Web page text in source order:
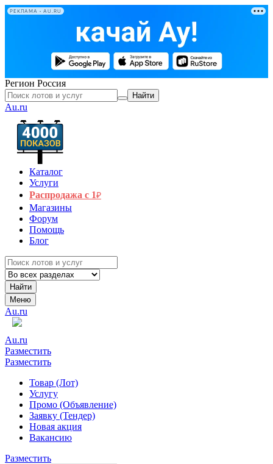
РЕКЛАМА • AU.RU
Регион Россия
Найти
Au.ru
Каталог
Услуги
Распродажа с 1₽
Магазины
Форум
Помощь
Блог
Найти
Меню
Au.ru
Au.ru
Разместить
Разместить
Товар (Лот)
Услугу
Промо (Объявление)
Заявку (Тендер)
Новая акция
Вакансию
Разместить